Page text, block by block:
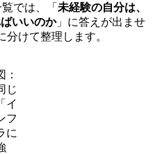
では、「 未経験の自分は、
いいのか」に答えが出ませ
けて整理します。
：
じ
「イ
フ
に